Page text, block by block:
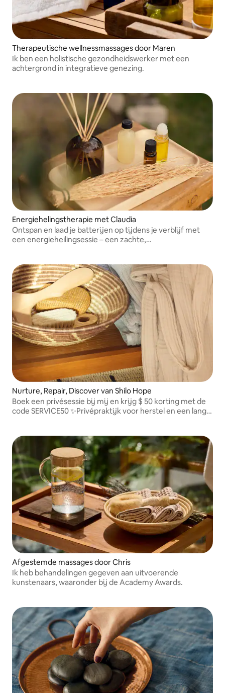
Therapeutische wellnessmassages door Maren
Ik ben een holistische gezondheidswerker met een
achtergrond in integratieve genezing.
Energiehelingstherapie met Claudia
Ontspan en laad je batterijen op tijdens je verblijf met
een energieheilingsessie – een zachte,
aan San Diego.
Nurture, Repair, Discover van Shilo Hope
Boek een privésessie bij mij en krijg $ 50 korting met de
code SERVICE50 ✨Privépraktijk voor herstel en een lang
Afgestemde massages door Chris
Ik heb behandelingen gegeven aan uitvoerende
kunstenaars, waaronder bij de Academy Awards.